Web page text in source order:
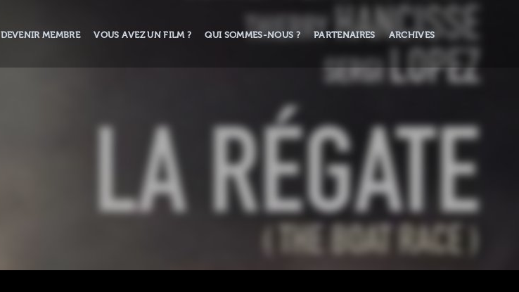
DEVENIR MEMBRE VOUS AVEZ UN FILM ? QUI SOMMES-NOUS ? PARTENAIRES ARCHIVES